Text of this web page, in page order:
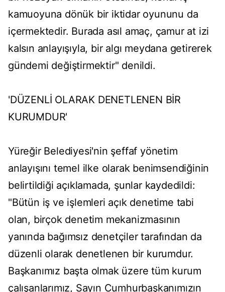
kamuoyuna dönük bir iktidar oyununu da
içermektedir. Burada asıl amaç, çamur at izi
kalsın anlayışıyla, bir algı meydana getirerek
gündemi değiştirmektir" denildi.
'DÜZENLİ OLARAK DENETLENEN BİR
KURUMDUR'
Yüreğir Belediyesi'nin şeffaf yönetim
anlayışını temel ilke olarak benimsendiğinin
belirtildiği açıklamada, şunlar kaydedildi:
"Bütün iş ve işlemleri açık denetime tabi
olan, birçok denetim mekanizmasının
yanında bağımsız denetçiler tarafından da
düzenli olarak denetlenen bir kurumdur.
Başkanımız başta olmak üzere tüm kurum
çalışanlarımız, Sayın Cumhurbaşkanımızın